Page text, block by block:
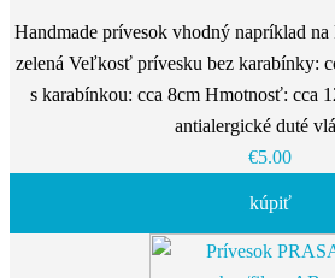
Handmade prívesok vhodný napríklad
zelená Veľkosť prívesku bez karabínky:
s karabínkou: cca 8cm Hmotnosť: cca
antialergické duté
€5.00
kúpiť